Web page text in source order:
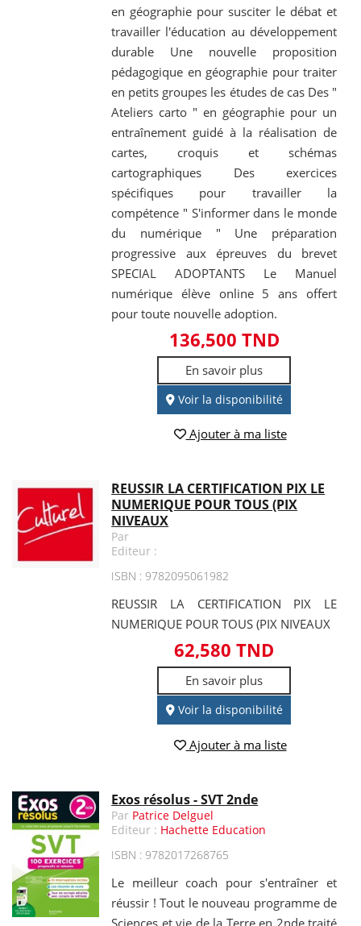
en géographie pour susciter le débat et
travailler l'éducation au développement
durable Une nouvelle proposition
pédagogique en géographie pour traiter
en petits groupes les études de cas Des "
Ateliers carto " en géographie pour un
entraînement guidé à la réalisation de
cartes, croquis et schémas
cartographiques Des exercices
spécifiques pour travailler la
compétence " S'informer dans le monde
du numérique " Une préparation
progressive aux épreuves du brevet
SPECIAL ADOPTANTS Le Manuel
numérique élève online 5 ans offert
pour toute nouvelle adoption.
136,500 TND
En savoir plus
Voir la disponibilité
Ajouter à ma liste
REUSSIR LA CERTIFICATION PIX LE
NUMERIQUE POUR TOUS (PIX
NIVEAUX
Par
Editeur :
ISBN : 9782095061982
REUSSIR LA CERTIFICATION PIX LE
NUMERIQUE POUR TOUS (PIX NIVEAUX
62,580 TND
En savoir plus
Voir la disponibilité
Ajouter à ma liste
Exos résolus - SVT 2nde
Par Patrice Delguel
Editeur : Hachette Education
ISBN : 9782017268765
Le meilleur coach pour s'entraîner et
réussir ! Tout le nouveau programme de
Sciences et vie de la Terre en 2nde traité